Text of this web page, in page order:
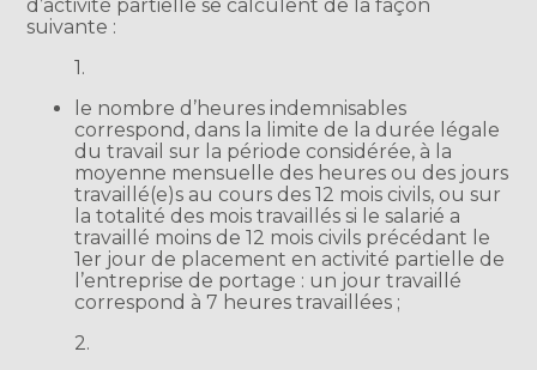
d’activité partielle se calculent de la façon
suivante :
1.
le nombre d’heures indemnisables
correspond, dans la limite de la durée légale
du travail sur la période considérée, à la
moyenne mensuelle des heures ou des jours
travaillé(e)s au cours des 12 mois civils, ou sur
la totalité des mois travaillés si le salarié a
travaillé moins de 12 mois civils précédant le
1er jour de placement en activité partielle de
l’entreprise de portage : un jour travaillé
correspond à 7 heures travaillées ;
2.